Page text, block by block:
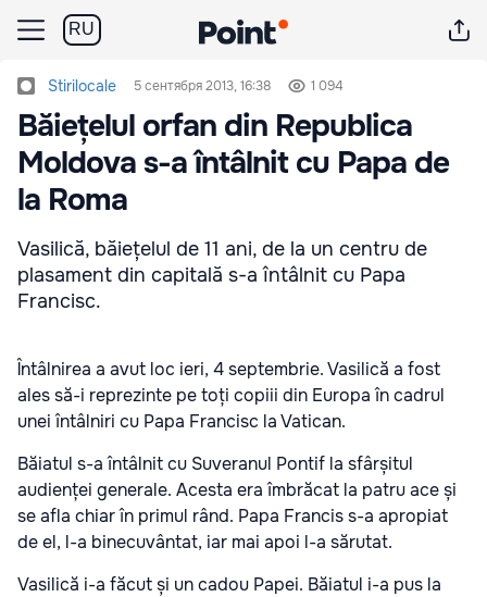
RU
Stirilocale 5 сентября 2013, 16:38 1 094
Băiețelul orfan din Republica
Moldova s-a întâlnit cu Papa de
la Roma
Vasilică, băiețelul de 11 ani, de la un centru de
plasament din capitală s-a întâlnit cu Papa
Francisc.
Întâlnirea a avut loc ieri, 4 septembrie. Vasilică a fost
ales să-i reprezinte pe toți copiii din Europa în cadrul
unei întâlniri cu Papa Francisc la Vatican.
Băiatul s-a întâlnit cu Suveranul Pontif la sfârșitul
audienței generale. Acesta era îmbrăcat la patru ace și
se afla chiar în primul rând. Papa Francis s-a apropiat
de el, l-a binecuvântat, iar mai apoi l-a sărutat.
Vasilică i-a făcut și un cadou Papei. Băiatul i-a pus la